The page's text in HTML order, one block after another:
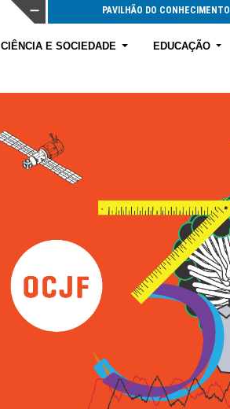
PAVILHÃO DO CONHECIMENTO
CIÊNCIA E SOCIEDADE EDUCAÇÃO